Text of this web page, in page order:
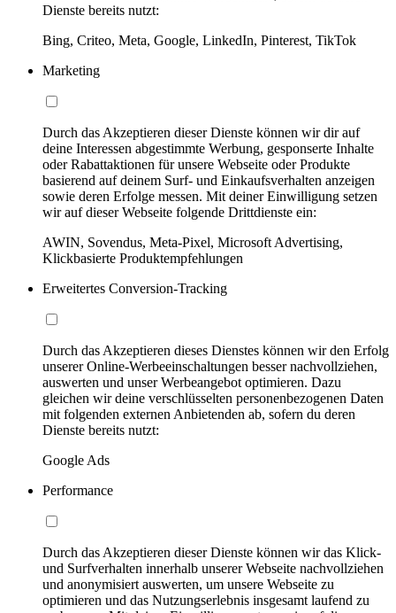
Dienste bereits nutzt:
Bing, Criteo, Meta, Google, LinkedIn, Pinterest, TikTok
Marketing
Durch das Akzeptieren dieser Dienste können wir dir auf
deine Interessen abgestimmte Werbung, gesponserte Inhalte
oder Rabattaktionen für unsere Webseite oder Produkte
basierend auf deinem Surf- und Einkaufsverhalten anzeigen
sowie deren Erfolge messen. Mit deiner Einwilligung setzen
wir auf dieser Webseite folgende Drittdienste ein:
AWIN, Sovendus, Meta-Pixel, Microsoft Advertising,
Klickbasierte Produktempfehlungen
Erweitertes Conversion-Tracking
Durch das Akzeptieren dieses Dienstes können wir den Erfolg
unserer Online-Werbeeinschaltungen besser nachvollziehen,
auswerten und unser Werbeangebot optimieren. Dazu
gleichen wir deine verschlüsselten personenbezogenen Daten
mit folgenden externen Anbietenden ab, sofern du deren
Dienste bereits nutzt:
Google Ads
Performance
Durch das Akzeptieren dieser Dienste können wir das Klick-
und Surfverhalten innerhalb unserer Webseite nachvollziehen
und anonymisiert auswerten, um unsere Webseite zu
optimieren und das Nutzungserlebnis insgesamt laufend zu